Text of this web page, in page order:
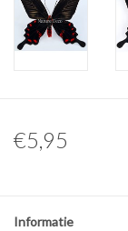
Hoorns & Geweien
€5,95
Informatie